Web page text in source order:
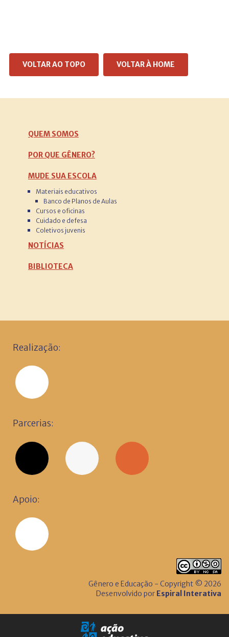
VOLTAR AO TOPO VOLTAR À HOME
QUEM SOMOS
POR QUE GÊNERO?
MUDE SUA ESCOLA
Materiais educativos
Banco de Planos de Aulas
Cursos e oficinas
Cuidado e defesa
Coletivos juvenis
NOTÍCIAS
BIBLIOTECA
Realização:
Parcerias:
Apoio:
Gênero e Educação - Copyright © 2026
Desenvolvido por Espiral Interativa